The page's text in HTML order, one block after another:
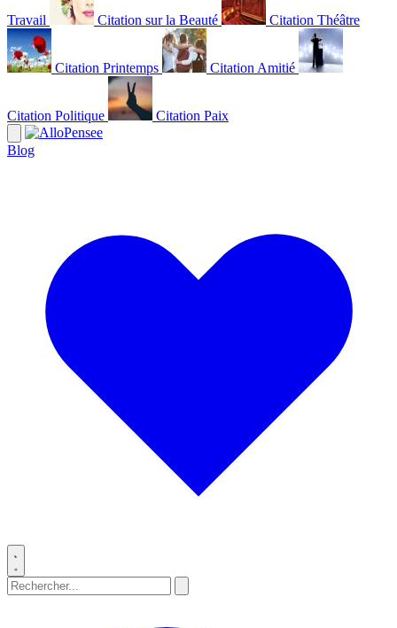
Travail Citation sur la Beauté Citation Théâtre
Citation Printemps Citation Amitié
Citation Politique Citation Paix
Blog